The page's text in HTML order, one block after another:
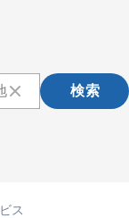
検索
ス